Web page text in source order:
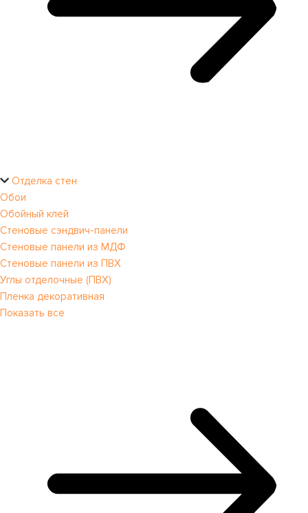
Отделка стен
Обои
Обойный клей
Стеновые сэндвич-панели
Стеновые панели из МДФ
Стеновые панели из ПВХ
Углы отделочные (ПВХ)
Пленка декоративная
Показать все